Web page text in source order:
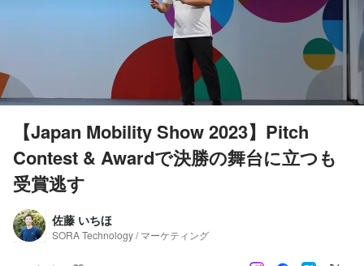
【Japan Mobility Show 2023】Pitch
Contest & Awardで決勝の舞台に立つも
受賞逃す
佐藤 いちほ
SORA Technology / マーケティング